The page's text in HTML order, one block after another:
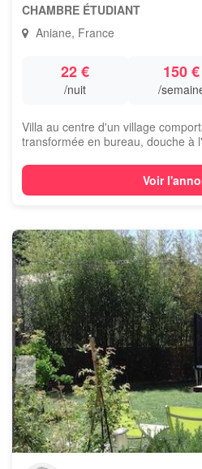
CHAMBRE ÉTUDIANT
Aniane, France
22 €
/nuit
150 €
/
Villa au centre d'un village
transformée en bureau, douche à
Voir